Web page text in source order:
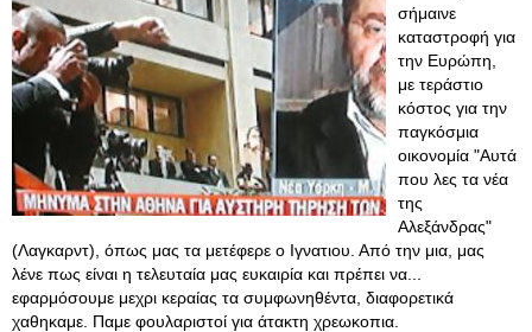
σήμαινε
καταστροφή για
την Ευρώπη,
με τεράστιο
κόστος για την
παγκόσμια
οικονομία "Αυτά
που λες τα νέα
της
Αλεξάνδρας"
(Λαγκαρντ), όπως μας τα μετέφερε ο Ιγνατιου. Από την μια, μας
λένε πως είναι η τελευταία μας ευκαιρία και πρέπει να...
εφαρμόσουμε μεχρι κεραίας τα συμφωνηθέντα, διαφορετικά
χαθηκαμε. Παμε φουλαριστοί για άτακτη χρεωκοπια.